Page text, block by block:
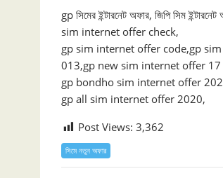
gp সিমের ইন্টারনেট অফার, জিপি
sim internet offer check,
gp sim internet offer code,gp
013,gp new sim internet offer
gp bondho sim internet offer
gp all sim internet offer 2020,
Post Views: 3,362
সিমে নতুন ‍অফার